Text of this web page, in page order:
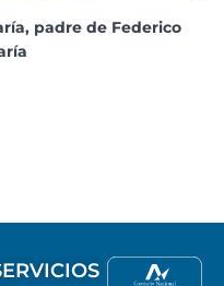
padre de Federico